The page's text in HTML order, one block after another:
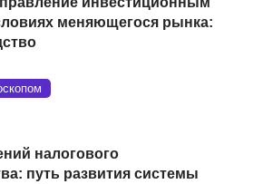
меняющегося рынка:
налогового
путь развития системы